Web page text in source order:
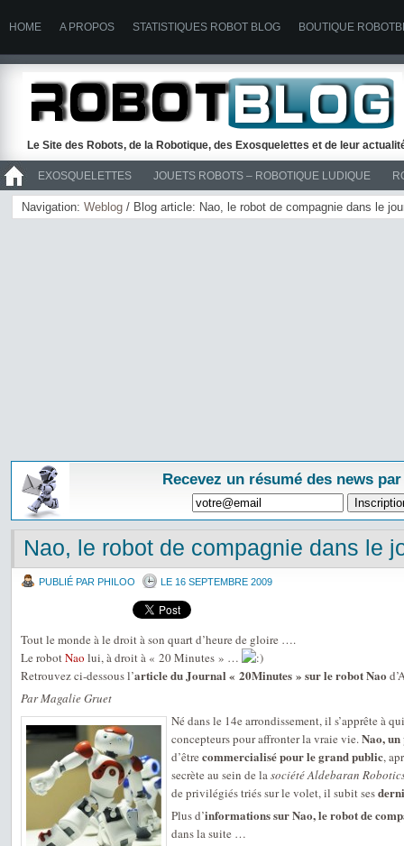
HOME A PROPOS STATISTIQUES ROBOT BLOG BOUTIQUE
Le Site des Robots, de la Robotique, des Exosquelettes et de leur
EXOSQUELETTES JOUETS ROBOTS – ROBOTIQUE LUDIQUE
>> ROBOTS
Navigation: Weblog / Blog article: Nao, le robot de compagnie dans le
Recevez un résumé des news
Nao, le robot de compagnie dans le
PUBLIÉ PAR PHILOO LE 16 SEPTEMBRE 2009
Tout le monde à le droit à son quart d’heure de gloire ….
Le robotNao lui, à droit à « 20 Minutes » …
Retrouvez ci-dessous l’article du Journal « 20Minutes » sur le robot Nao
Par Magalie Gruet
Né dans le 14e arrondissement, il s’apprête à
concepteurs pour affronter la vraie vie.Nao,
d’être commercialisé pour le grand public,
secrète au sein de lasociété Aldebaran
de privilégiés triés sur le volet, il subit ses
Plus d’informations sur Nao, le robot de
dans la suite …